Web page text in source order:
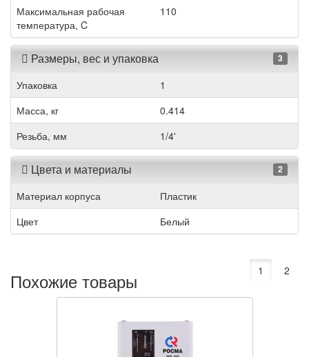
Максимальная рабочая
температура, C
110
Размеры, вес и упаковка 3
Упаковка
1
Масса, кг
0.414
Резьба, мм
1/4'
Цвета и материалы 2
Материал корпуса
Пластик
Цвет
Белый
Похожие товары 1 2